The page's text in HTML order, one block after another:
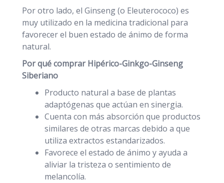
Por otro lado, el Ginseng (o Eleuterococo) es
muy utilizado en la medicina tradicional para
favorecer el buen estado de ánimo de forma
natural.
Por qué comprar Hipérico-Ginkgo-Ginseng
Siberiano
Producto natural a base de plantas
adaptógenas que actúan en sinergia.
Cuenta con más absorción que productos
similares de otras marcas debido a que
utiliza extractos estandarizados.
Favorece el estado de ánimo y ayuda a
aliviar la tristeza o sentimiento de
melancolía.